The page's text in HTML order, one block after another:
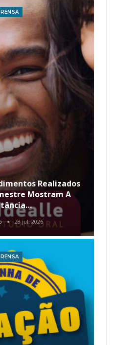
Realizados
Mostram A
28 jul, 2026